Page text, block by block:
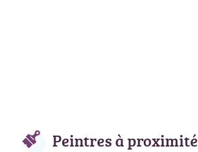
Peintres à proximité